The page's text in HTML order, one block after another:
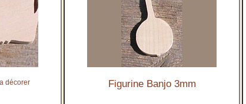
décorer Figurine Banjo 3mm